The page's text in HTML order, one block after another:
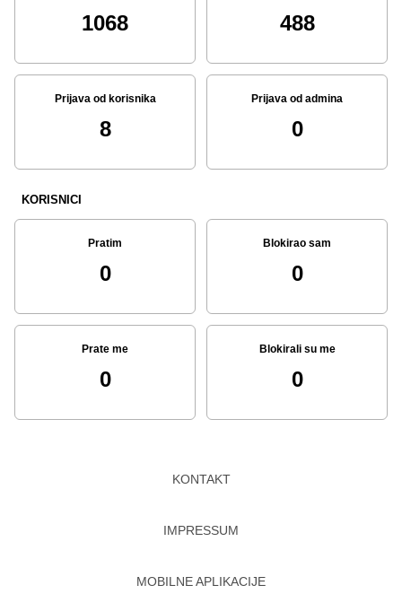
1068 488
Prijava od korisnika
8
Prijava od admina
0
KORISNICI
Pratim
0
Blokirao sam
0
Prate me
0
Blokirali su me
0
KONTAKT
IMPRESSUM
MOBILNE APLIKACIJE